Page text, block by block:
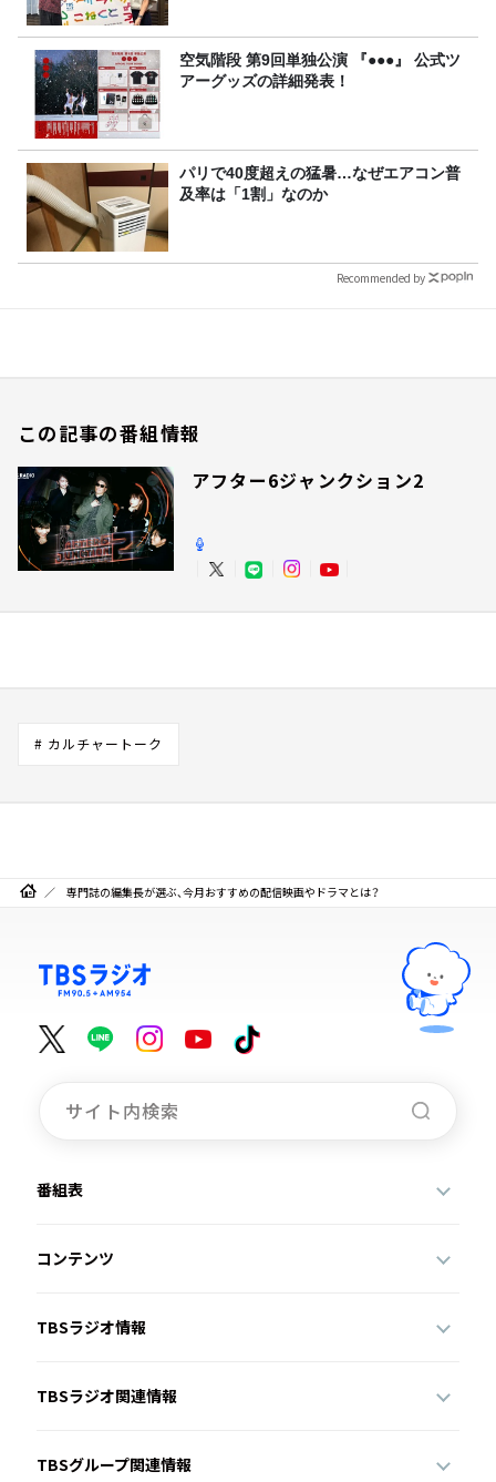
空気階段 第9回単独公演 『●●●』 公式ツ
アーグッズの詳細発表！
パリで40度超えの猛暑…なぜエアコン普
及率は「1割」なのか
Recommended by
この記事の番組情報
アフター6ジャンクション2
# カルチャートーク
専門誌の編集長が選ぶ、今月おすすめの配信映画やドラマとは？
番組表
コンテンツ
TBSラジオ情報
TBSラジオ関連情報
TBSグループ関連情報